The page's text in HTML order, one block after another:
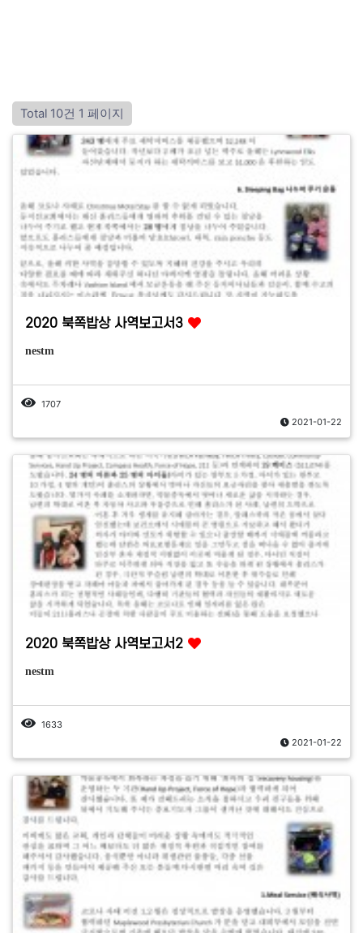
Total 10건 1 페이지
2020 북쪽밥상 사역보고서3
nestm
1707
2021-01-22
2020 북쪽밥상 사역보고서2
nestm
1633
2021-01-22